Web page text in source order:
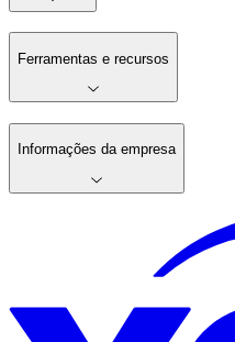
Ferramentas e recursos
Informações da empresa